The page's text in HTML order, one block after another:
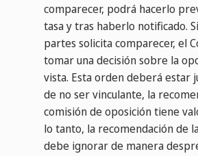
comparecer, podrá hacerlo
tasa y tras haberlo notificado.
partes solicita comparecer, el
tomar una decisión sobre la
vista. Esta orden deberá estar
de no ser vinculante, la
comisión de oposición tiene
lo tanto, la recomendación de
debe ignorar de manera